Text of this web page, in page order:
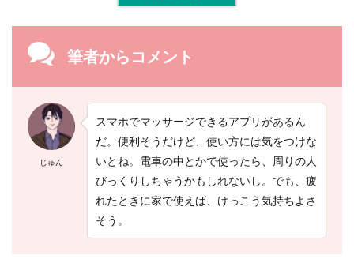
筆者からコメント
じゅん
スマホでマッサージできるアプリがあるん
だ。便利そうだけど、使い方には気をつけな
いとね。電車の中とかで使ったら、周りの人
びっくりしちゃうかもしれないし。でも、疲
れたときに家で使えば、けっこう気持ちよさ
そう。